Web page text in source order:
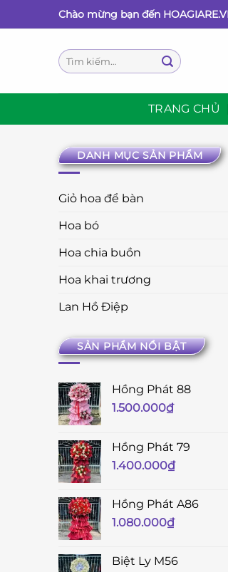
qua
Chào mừng bạn đến
Tìm
kiếm:
TRANG CHỦ
DANH MỤC SẢN PHẨM
Giỏ hoa để bàn
Hoa bó
Hoa chia buồn
Hoa khai trương
Lan Hồ Điệp
SẢN PHẨM NỔI BẬT
Hồng Phát 88
1.500.000₫
Hồng Phát 79
1.400.000₫
Hồng Phát A86
1.080.000₫
Biệt Ly M56